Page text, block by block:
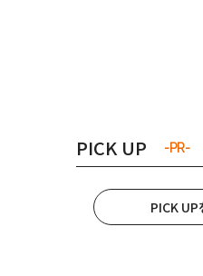
PICK UP -PR-
PICK